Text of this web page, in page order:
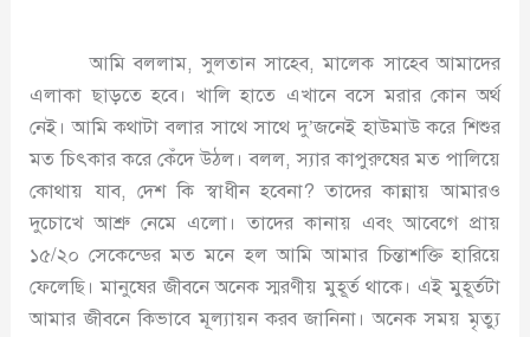
আমি বললাম, সুলতান সাহেব, মালেক সাহেব আমাদের
এলাকা ছাড়তে হবে। খালি হাতে এখানে বসে মরার কোন অর্থ
নেই। আমি কথাটা বলার সাথে সাথে দু’জনেই হাউমাউ করে শিশুর
মত চিৎকার করে কেঁদে উঠল। বলল, স্যার কাপুরুষের মত পালিয়ে
কোথায় যাব, দেশ কি স্বাধীন হবেনা? তাদের কান্নায় আমারও
দুচোখে আশ্রু নেমে এলো। তাদের কানায় এবং আবেগে প্রায়
১৫/২০ সেকেন্ডের মত মনে হল আমি আমার চিন্তাশক্তি হারিয়ে
ফেলেছি। মানুষের জীবনে অনেক স্মরণীয় মুহূর্ত থাকে। এই মুহূর্তটা
আমার জীবনে কিভাবে মূল্যায়ন করব জানিনা। অনেক সময় মৃত্যু